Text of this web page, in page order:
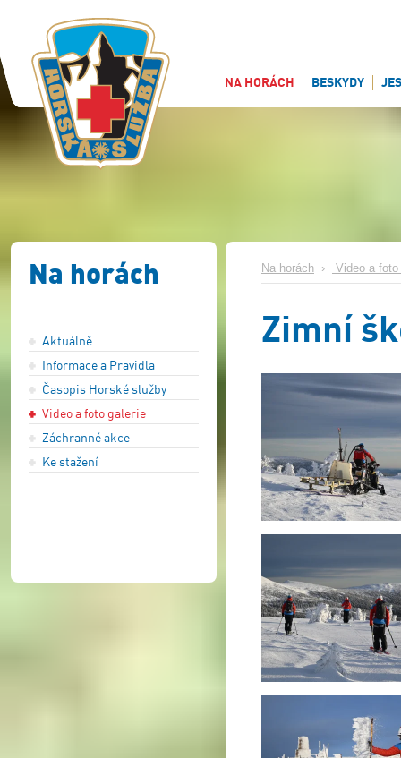
NA HORÁCH BESKYDY
Na horách
Aktuálně
Informace a Pravidla
Časopis Horské služby
Video a foto galerie
Záchranné akce
Ke stažení
Na horách › Video a foto
Zimní